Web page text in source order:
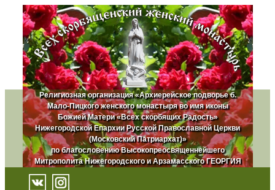
Религиозная организация «Архиерейское подворье б.
Мало-Пицкого женского монастыря во имя иконы
Божией Матери «Всех скорбящих Радость»
Нижегородской Епархии Русской Православной Церкви
(Московский Патриархат)»
по благословению Высокопреосвященнейшего
Митрополита Нижегородского и Арзамасского ГЕОРГИЯ